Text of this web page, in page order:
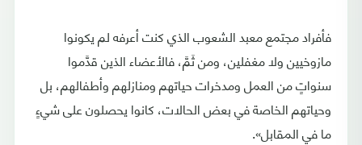
فأفراد مجتمع معبد الشعوب الذي كنت أعرفه لم يكونوا
مازوخيين ولا مغفلين، ومن ثَمَّ، فالأعضاء الذين قدَّموا
سنواتٍ من العمل ومدخرات حياتهم ومنازلهم وأطفالهم، بل
وحياتهم الخاصة في بعض الحالات، كانوا يحصلون على شيءٍ
ما في المقابل».